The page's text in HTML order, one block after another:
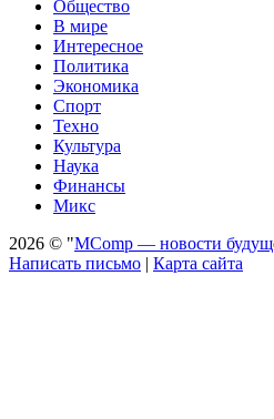
Общество
В мире
Интересное
Политика
Экономика
Спорт
Техно
Культура
Наука
Финансы
Микс
2026 © "MComp — новости
Написать письмо | Карта сайта